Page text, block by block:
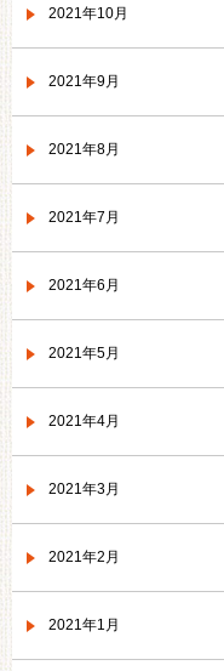
2021年10月
2021年9月
2021年8月
2021年7月
2021年6月
2021年5月
2021年4月
2021年3月
2021年2月
2021年1月